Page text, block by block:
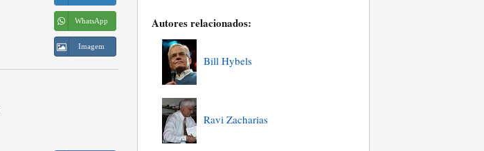
WhatsApp
Imagem
Autores relacionados:
Bill Hybels
Ravi Zacharias